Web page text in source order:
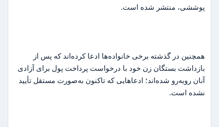
پوششی، منتشر شده است.
همچنین در گذشته برخی خانواده‌ها ادعا کرده‌اند که پس از
بازداشت بستگان زن خود با درخواست پرداخت پول برای آزادی
آنان روبه‌رو شده‌اند؛ ادعاهایی که تاکنون به‌صورت مستقل تأیید
نشده است.